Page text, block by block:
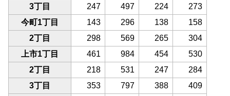
3丁目
247 497 224
273
今町1丁目
143 296 138
158
2丁目
298 569 265
304
上市1丁目
461 984 454
530
2丁目
218 531 247
284
3丁目
353 797 388
409